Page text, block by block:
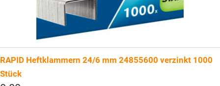
RAPID Heftklammern 24/6 mm 24855600 verzinkt 1000
Stück